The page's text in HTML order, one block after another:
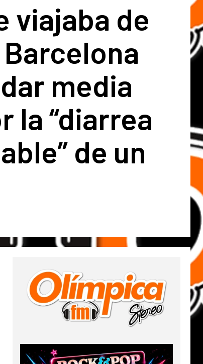
viajaba de
media
la “diarrea
de un